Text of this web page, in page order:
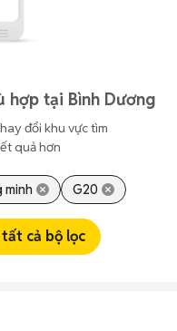
hợp tại Bình Dương
đổi khu vực tìm
quả hơn
minh G20
cả bộ lọc